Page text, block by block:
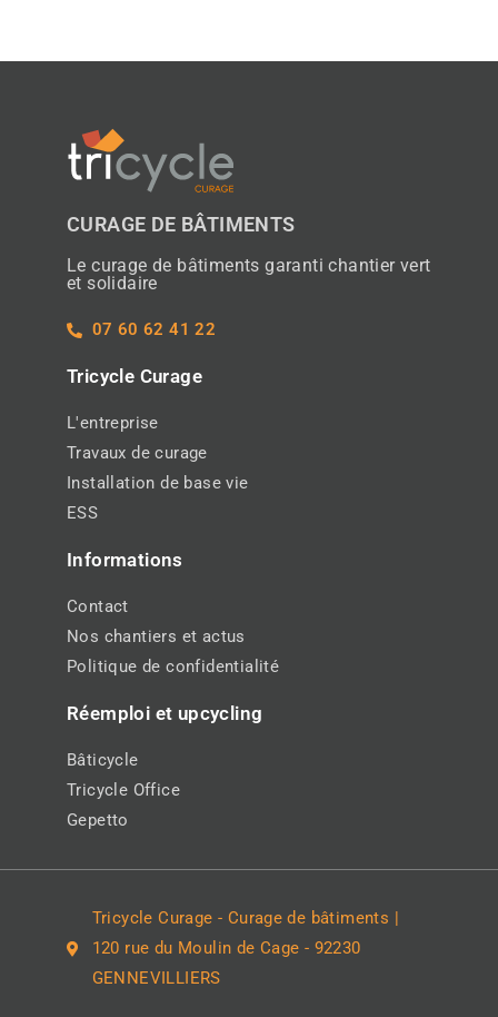
CURAGE DE BÂTIMENTS
Le curage de bâtiments garanti chantier vert
et solidaire
07 60 62 41 22
Tricycle Curage
L'entreprise
Travaux de curage
Installation de base vie
ESS
Informations
Contact
Nos chantiers et actus
Politique de confidentialité
Réemploi et upcycling
Bâticycle
Tricycle Office
Gepetto
Tricycle Curage - Curage de bâtiments |
120 rue du Moulin de Cage - 92230
GENNEVILLIERS